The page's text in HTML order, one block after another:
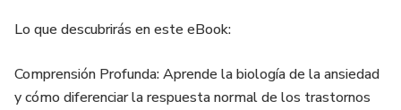
Lo que descubrirás en este eBook:
Comprensión Profunda: Aprende la biología de la ansiedad
y cómo diferenciar la respuesta normal de los trastornos